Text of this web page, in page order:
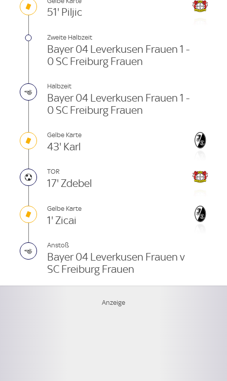
51' Piljic
Zweite Halbzeit
Bayer 04 Leverkusen Frauen 1 -
0 SC Freiburg Frauen
Halbzeit
Bayer 04 Leverkusen Frauen 1 -
0 SC Freiburg Frauen
Gelbe Karte
43' Karl
TOR
17' Zdebel
Gelbe Karte
1' Zicai
Anstoß
Bayer 04 Leverkusen Frauen v
SC Freiburg Frauen